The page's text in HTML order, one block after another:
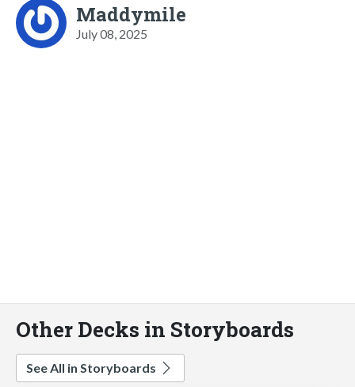
Maddymile
July 08, 2025
Other Decks in Storyboards
See All in Storyboards